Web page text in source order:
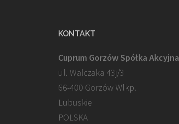
KONTAKT
Cuprum Gorzów Spółka Akcyjna
ul. Walczaka 43j/3
66-400 Gorzów Wlkp.
Lubuskie
POLSKA